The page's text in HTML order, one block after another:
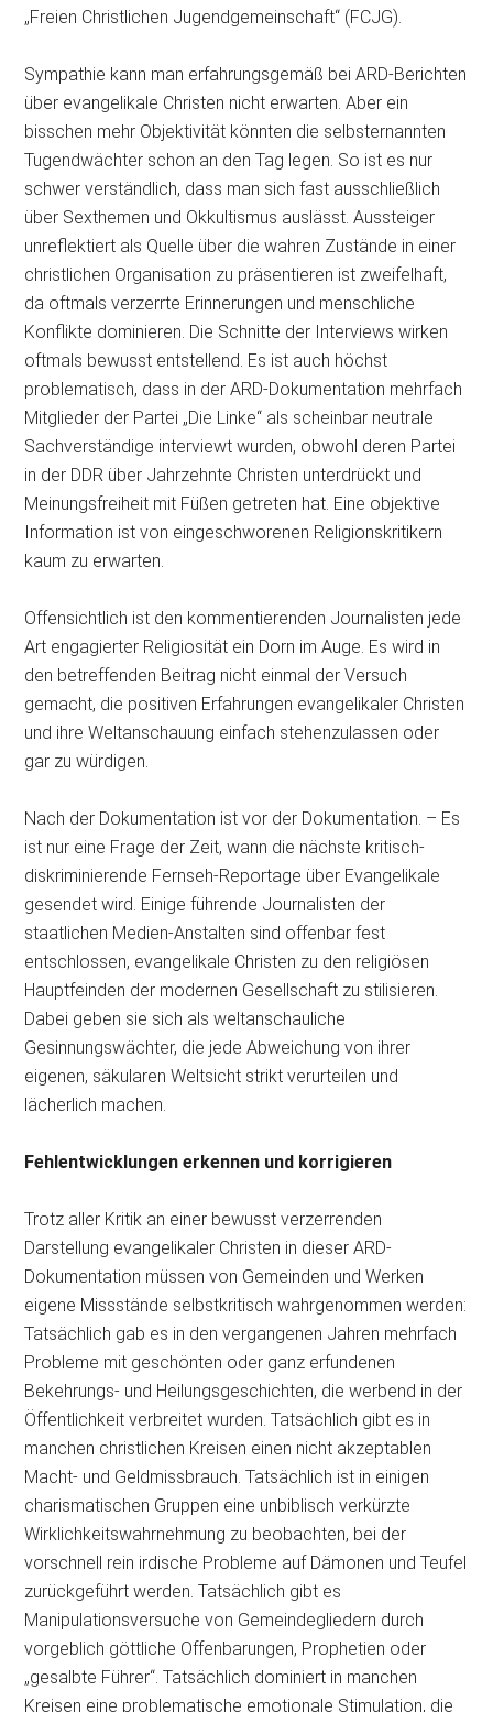
„Freien Christlichen Jugendgemeinschaft“ (FCJG).
Sympathie kann man erfahrungsgemäß bei ARD-Berichten
über evangelikale Christen nicht erwarten. Aber ein
bisschen mehr Objektivität könnten die selbsternannten
Tugendwächter schon an den Tag legen. So ist es nur
schwer verständlich, dass man sich fast ausschließlich
über Sexthemen und Okkultismus auslässt. Aussteiger
unreflektiert als Quelle über die wahren Zustände in einer
christlichen Organisation zu präsentieren ist zweifelhaft,
da oftmals verzerrte Erinnerungen und menschliche
Konflikte dominieren. Die Schnitte der Interviews wirken
oftmals bewusst entstellend. Es ist auch höchst
problematisch, dass in der ARD-Dokumentation mehrfach
Mitglieder der Partei „Die Linke“ als scheinbar neutrale
Sachverständige interviewt wurden, obwohl deren Partei
in der DDR über Jahrzehnte Christen unterdrückt und
Meinungsfreiheit mit Füßen getreten hat. Eine objektive
Information ist von eingeschworenen Religionskritikern
kaum zu erwarten.
Offensichtlich ist den kommentierenden Journalisten jede
Art engagierter Religiosität ein Dorn im Auge. Es wird in
den betreffenden Beitrag nicht einmal der Versuch
gemacht, die positiven Erfahrungen evangelikaler Christen
und ihre Weltanschauung einfach stehenzulassen oder
gar zu würdigen.
Nach der Dokumentation ist vor der Dokumentation. – Es
ist nur eine Frage der Zeit, wann die nächste kritisch-
diskriminierende Fernseh-Reportage über Evangelikale
gesendet wird. Einige führende Journalisten der
staatlichen Medien-Anstalten sind offenbar fest
entschlossen, evangelikale Christen zu den religiösen
Hauptfeinden der modernen Gesellschaft zu stilisieren.
Dabei geben sie sich als weltanschauliche
Gesinnungswächter, die jede Abweichung von ihrer
eigenen, säkularen Weltsicht strikt verurteilen und
lächerlich machen.
Fehlentwicklungen erkennen und korrigieren
Trotz aller Kritik an einer bewusst verzerrenden
Darstellung evangelikaler Christen in dieser ARD-
Dokumentation müssen von Gemeinden und Werken
eigene Missstände selbstkritisch wahrgenommen werden:
Tatsächlich gab es in den vergangenen Jahren mehrfach
Probleme mit geschönten oder ganz erfundenen
Bekehrungs- und Heilungsgeschichten, die werbend in der
Öffentlichkeit verbreitet wurden. Tatsächlich gibt es in
manchen christlichen Kreisen einen nicht akzeptablen
Macht- und Geldmissbrauch. Tatsächlich ist in einigen
charismatischen Gruppen eine unbiblisch verkürzte
Wirklichkeitswahrnehmung zu beobachten, bei der
vorschnell rein irdische Probleme auf Dämonen und Teufel
zurückgeführt werden. Tatsächlich gibt es
Manipulationsversuche von Gemeindegliedern durch
vorgeblich göttliche Offenbarungen, Prophetien oder
„gesalbte Führer“. Tatsächlich dominiert in manchen
Kreisen eine problematische emotionale Stimulation, die